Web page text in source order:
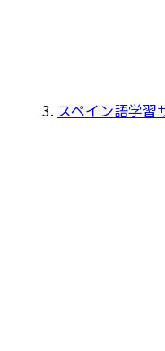
スペイン語学習